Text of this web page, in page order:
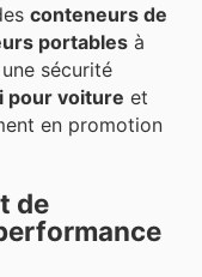
conteneurs de
portables à
sécurité
pour voiture et
en promotion
de